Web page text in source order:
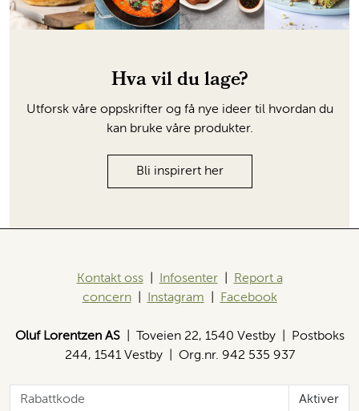
Hva vil du lage?
Utforsk våre oppskrifter og få nye ideer til hvordan du
kan bruke våre produkter.
Bli inspirert her
Kontakt oss| Infosenter| Report a
concern| Instagram Facebook
Oluf Lorentzen AS| Toveien 22, 1540 Vestby | Postboks
244, 1541 Vestby | Org.nr. 942 535 937
Aktiver